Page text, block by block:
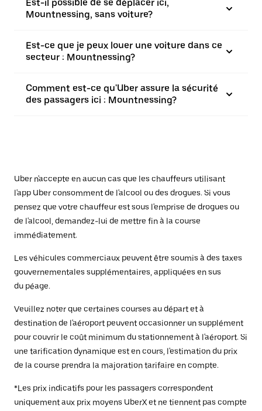
Est-il possible de se déplacer ici,
Mountnessing, sans voiture?
Est-ce que je peux louer une voiture dans ce
secteur : Mountnessing?
Comment est-ce qu'Uber assure la sécurité
des passagers ici : Mountnessing?
Uber n'accepte en aucun cas que les chauffeurs utilisant
l'app Uber consomment de l'alcool ou des drogues. Si vous
pensez que votre chauffeur est sous l'emprise de drogues ou
de l'alcool, demandez-lui de mettre fin à la course
immédiatement.
Les véhicules commerciaux peuvent être soumis à des taxes
gouvernementales supplémentaires, appliquées en sus
du péage.
Veuillez noter que certaines courses au départ et à
destination de l'aéroport peuvent occasionner un supplément
pour couvrir le coût minimum du stationnement à l'aéroport. Si
une tarification dynamique est en cours, l'estimation du prix
de la course prendra la majoration tarifaire en compte.
*Les prix indicatifs pour les passagers correspondent
uniquement aux prix moyens UberX et ne tiennent pas compte